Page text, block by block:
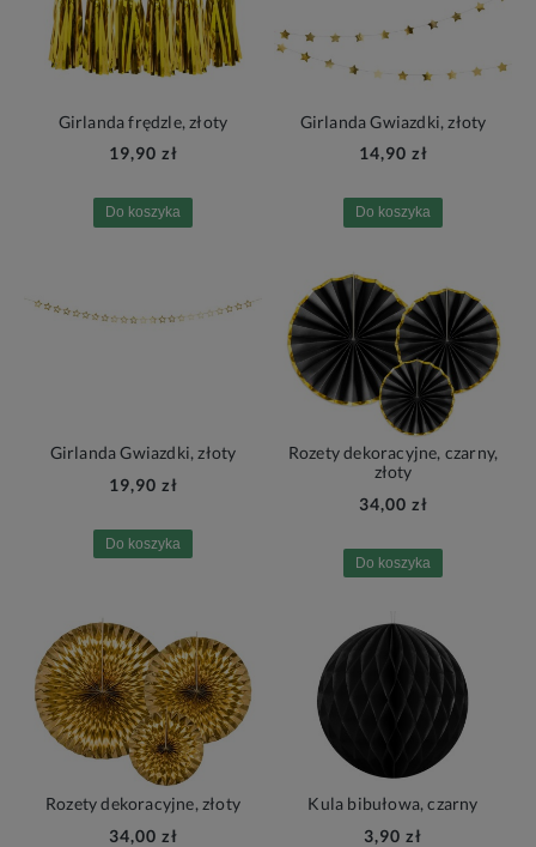
Girlanda frędzle, złoty
19,90 zł
Do koszyka
Girlanda Gwiazdki, złoty
14,90 zł
Do koszyka
Girlanda Gwiazdki, złoty
19,90 zł
Do koszyka
Rozety dekoracyjne, czarny,
złoty
34,00 zł
Do koszyka
Rozety dekoracyjne, złoty
34,00 zł
Kula bibułowa, czarny
3,90 zł